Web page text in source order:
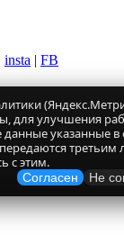
insta | FB
для улучшения
данные указанные
третьим
с этим.
Согласен Не